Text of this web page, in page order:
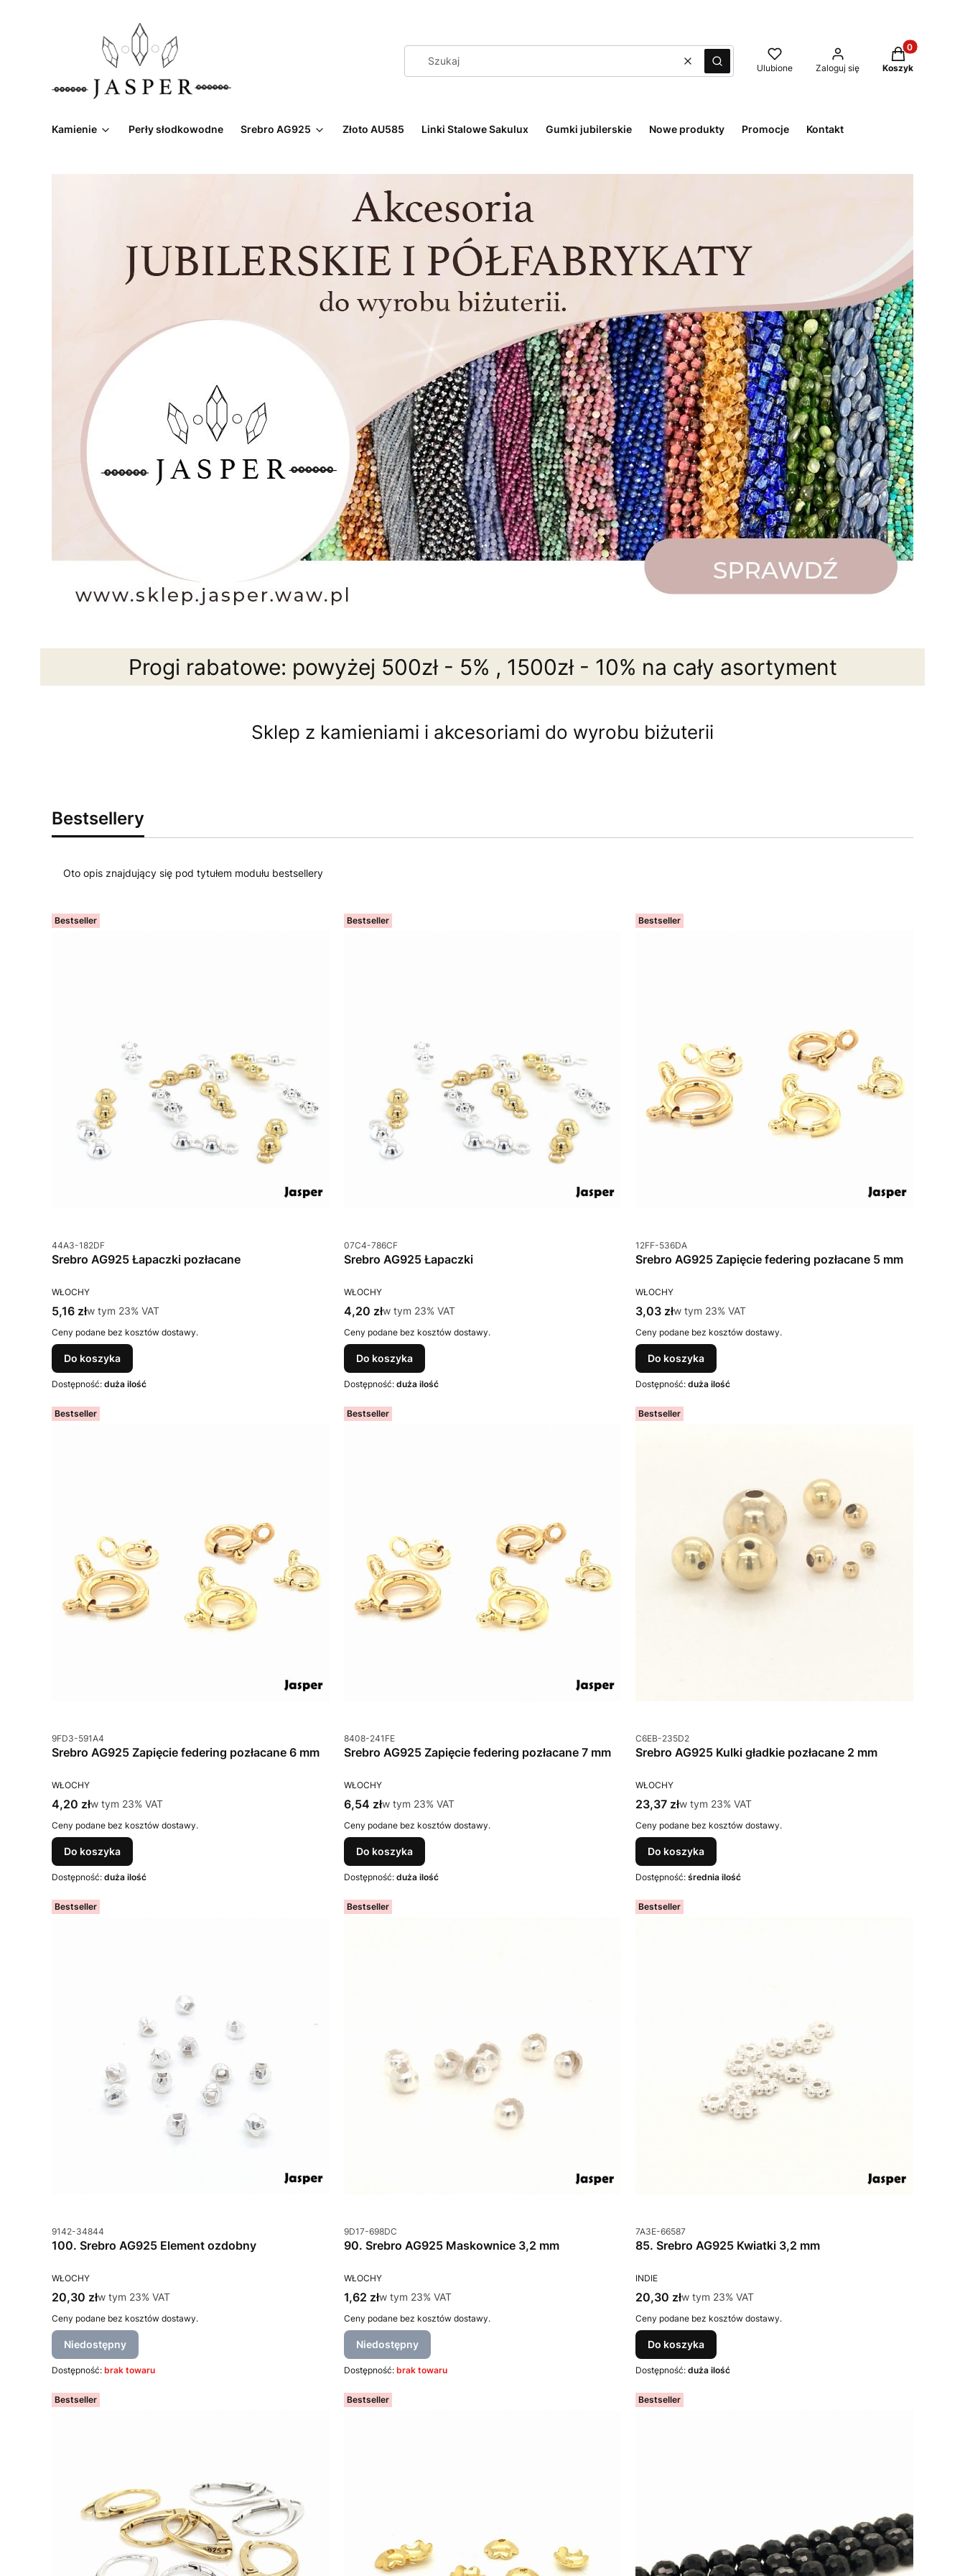
WyczyśćSzukaj Ulubione Zaloguj się
Produkty w
Koszyk
Kamienie Perły słodkowodne Srebro AG925 Złoto AU585 Linki Stalowe Sakulux Gumki jubilerskie Nowe produkty Promocje Kontakt
Progi rabatowe: powyżej 500zł - 5% , 1500zł - 10% na cały asortyment
Sklep z kamieniami i akcesoriami do wyrobu biżuterii
Bestsellery
Oto opis znajdujący się pod tytułem modułu bestsellery
Bestseller
Kod produktu
44A3-182DF
Srebro AG925 Łapaczki pozłacane
PRODUCENT
WŁOCHY
Cena brutto
5,16 złw tym %s VAT
w tym 23% VAT
Ceny podane bez kosztów dostawy.
Do koszyka
Dostępność: duża ilość
Bestseller
Kod produktu
07C4-786CF
Srebro AG925 Łapaczki
PRODUCENT
WŁOCHY
Cena brutto
4,20 złw tym %s VAT
w tym 23%VAT
Ceny podane bez kosztów dostawy.
Do koszyka
Dostępność: duża ilość
Bestseller
Kod produktu
12FF-536DA
Srebro AG925 Zapięcie federing pozłacane 5 mm
PRODUCENT
WŁOCHY
Cena brutto
3,03 złw tym %s VAT
w tym 23% VAT
Ceny podane bez kosztów dostawy.
Do koszyka
Dostępność:duża ilość
Bestseller
Kod produktu
9FD3-591A4
Srebro AG925 Zapięcie federing pozłacane 6 mm
PRODUCENT
WŁOCHY
Cena brutto
4,20 złw tym %s VAT
w tym 23% VAT
Ceny podane bez kosztów dostawy.
Do koszyka
Dostępność: duża ilość
Bestseller
Kod produktu
8408-241FE
Srebro AG925 Zapięcie federing pozłacane 7 mm
PRODUCENT
WŁOCHY
Cena brutto
6,54 złw tym %s VAT
w tym 23%VAT
Ceny podane bez kosztów dostawy.
Do koszyka
Dostępność: duża ilość
Bestseller
Kod produktu
C6EB-235D2
Srebro AG925 Kulki gładkie pozłacane 2 mm
PRODUCENT
WŁOCHY
Cena brutto
23,37 złw tym %s VAT
w tym 23% VAT
Ceny podane bez kosztów dostawy.
Do koszyka
Dostępność:średnia ilość
Bestseller
Kod produktu
9142-34844
100. Srebro AG925 Element ozdobny
PRODUCENT
WŁOCHY
Cena brutto
20,30 złw tym %s VAT
w tym 23% VAT
Ceny podane bez kosztów dostawy.
Niedostępny
Dostępność: brak towaru
Bestseller
Kod produktu
9D17-698DC
90. Srebro AG925 Maskownice 3,2 mm
PRODUCENT
WŁOCHY
Cena brutto
1,62 złw tym %s VAT
w tym 23%VAT
Ceny podane bez kosztów dostawy.
Niedostępny
Dostępność: brak towaru
Bestseller
Kod produktu
7A3E-66587
85. Srebro AG925 Kwiatki 3,2 mm
PRODUCENT
INDIE
Cena brutto
20,30 złw tym %s VAT
w tym 23% VAT
Ceny podane bez kosztów dostawy.
Do koszyka
Dostępność:duża ilość
Bestseller Bestseller Bestseller